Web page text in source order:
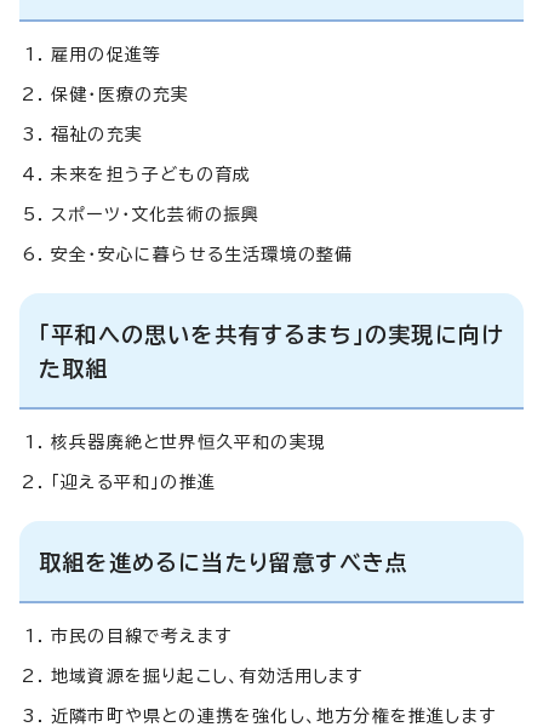
雇用の促進等
保健・医療の充実
福祉の充実
未来を担う子どもの育成
スポーツ・文化芸術の振興
安全・安心に暮らせる生活環境の整備
「平和への思いを共有するまち」の実現に向け
た取組
核兵器廃絶と世界恒久平和の実現
「迎える平和」の推進
取組を進めるに当たり留意すべき点
市民の目線で考えます
地域資源を掘り起こし、有効活用します
近隣市町や県との連携を強化し、地方分権を推進します